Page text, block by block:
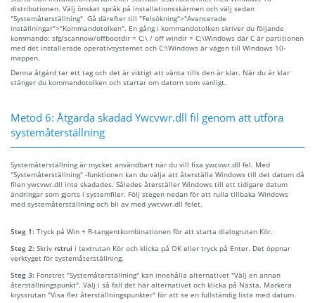
distributionen. Välj önskat språk på installationsskärmen och välj sedan
"Systemåterställning". Gå därefter till "Felsökning">"Avancerade
inställningar">"Kommandotolken". En gång i kommandotolken skriver du följande
kommando: sfg/scannow/offbootdir = C:\ / off windir = C:\Windows där C är partitionen
med det installerade operativsystemet och C:\Windows är vägen till Windows 10-
mappen.
Denna åtgärd tar ett tag och det är viktigt att vänta tills den är klar. När du är klar
stänger du kommandotolken och startar om datorn som vanligt.
Metod 6: Åtgärda skadad Ywcvwr.dll fil genom att utföra
systemåterställning
Systemåterställning är mycket användbart när du vill fixa ywcvwr.dll fel. Med
"Systemåterställning" -funktionen kan du välja att återställa Windows till det datum då
filen ywcvwr.dll inte skadades. Således återställer Windows till ett tidigare datum
ändringar som gjorts i systemfiler. Följ stegen nedan för att rulla tillbaka Windows
med systemåterställning och bli av med ywcvwr.dll felet.
Steg 1: Tryck på Win + R-tangentkombinationen för att starta dialogrutan Kör.
Steg 2: Skriv rstrui i textrutan Kör och klicka på OK eller tryck på Enter. Det öppnar
verktyget för systemåterställning.
Steg 3: Fönstret "Systemåterställning" kan innehålla alternativet "Välj en annan
återställningspunkt". Välj i så fall det här alternativet och klicka på Nästa. Markera
kryssrutan "Visa fler återställningspunkter" för att se en fullständig lista med datum.